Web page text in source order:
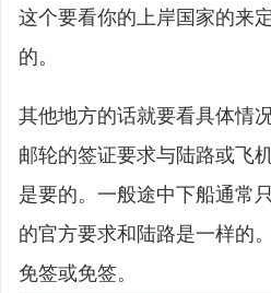
这个要看你的上岸国家的来
的。
其他地方的话就要看具体情
邮轮的签证要求与陆路或飞
是要的。一般途中下船通常
的官方要求和陆路是一样的
免签或免签。